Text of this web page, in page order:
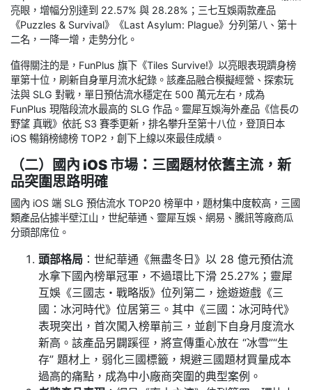
亮眼，增幅分別達到 22.57% 與 28.28%；三七互娛兩款產品
《Puzzles & Survival》《Last Asylum: Plague》分列第八、第十
二名，一降一增，走勢分化。
值得關注的是，FunPlus 旗下《Tiles Survive!》以亮眼表現躋身榜
單第十位，刷新自身單月流水紀錄。該產品融合模擬經營、探索玩
法與 SLG 對戰，單日預估流水穩定在 500 萬元左右，成為
FunPlus 現階段流水最高的 SLG 作品。靈犀互娛海外產品《信長の
野望 真戦》依託 S3 賽季更新，排名攀升至第十八位，登頂日本
iOS 暢銷榜總榜 TOP2，創下上線以來最佳成績。
（二）國內 iOS 市場：三國題材依舊主流，新
品突圍思路明確
國內 iOS 端 SLG 預估流水 TOP20 榜單中，題材集中度較高，三國
類產品佔據半壁江山，世紀華通、靈犀互娛、網易、騰訊等廠商瓜
分頭部席位。
頭部格局 ：世紀華通《無盡冬日》以 28 億元預估流
水拿下國內榜單冠軍，不過環比下滑 25.27%；靈犀
互娛《三國志・戰略版》位列第二，途遊遊戲《三
國：冰河時代》位居第三。其中《三國：冰河時代》
表現突出，首次闖入榜單前三，並創下自身月度流水
新高。該產品另闢蹊徑，將宣傳重心放在 “冰雪”“生
存” 題材上，弱化三國標籤，規避三國題材買量成本
過高的痛點，成為中小廠商突圍的典型案例。